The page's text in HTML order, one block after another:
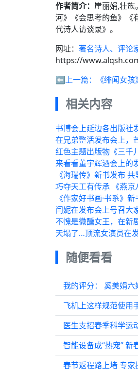
作者简介： 崖丽娟,壮
河》《会思考的鱼》《
代诗人访谈录》。
网址： 著名诗人、评论
https://
⬅️上一篇：
《绯闻女
相关内容
书博会上延边各出版社
在兄弟整活发布会上，
红色主题出版物《三千
来看看董宇辉酒会上
《海瑞传》新书发布
巧夺天工有传承 《燕
《作家好书画·书系》
闫妮在发布会上号召大
不愧是微醺女王，在新
天塌了…顶流女演员在
随便看看
飞机上这样规范使用
医生支招春季科学运
智能设备成“热宠” 新